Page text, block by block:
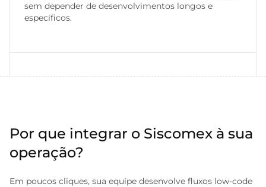
sem depender de desenvolvimentos longos e
específicos.
Por que integrar o Siscomex à sua
operação?
Em poucos cliques, sua equipe desenvolve fluxos low-code